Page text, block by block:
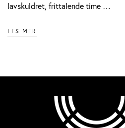
lavskuldret, frittalende time …
LES MER